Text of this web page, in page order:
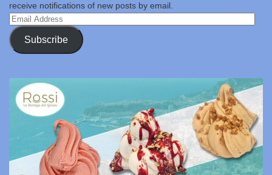
receive notifications of new posts by email.
Email
Address
Subscribe